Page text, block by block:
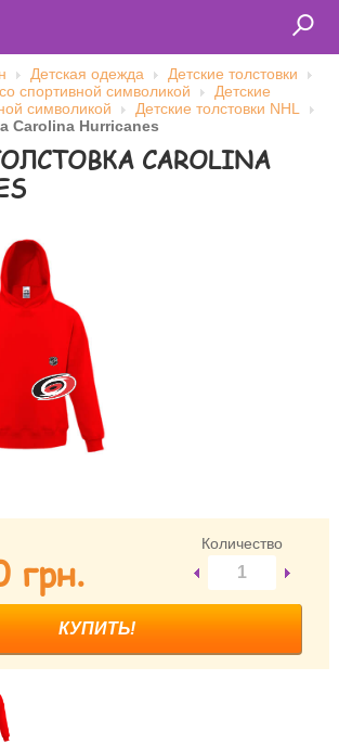
(логин)?
Детская одежда
Детские толстовки
спортивной символикой
Детские
символикой
Детские толстовки NHL
Carolina Hurricanes
CAROLINA
грн.
Количество